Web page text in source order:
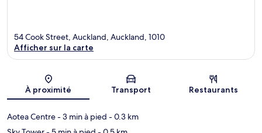
Carte
54 Cook Street, Auckland, Auckland, 1010
Afficher sur la carte
À proximité Transport Restaurants
Aotea Centre- 3 min à pied - 0.3 km